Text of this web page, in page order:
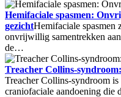
Hemifaciale spasmen:
gezichtHemifaciale spasmen
onvrijwillig samentrekken
de…
Treacher Collins-
Treacher Collins-syndroom
craniofaciale aandoening die